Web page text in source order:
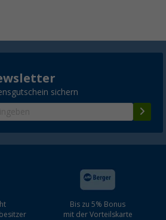
sichern
Bis zu 5% Bonus
mit der Vorteilskarte